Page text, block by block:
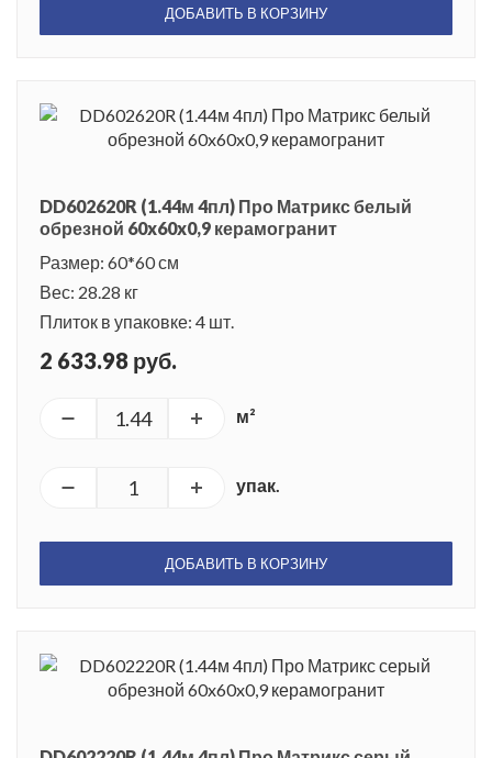
ДОБАВИТЬ В КОРЗИНУ
DD602620R (1.44м 4пл) Про Матрикс белый
обрезной 60x60x0,9 керамогранит
Размер: 60*60 см
Вес: 28.28 кг
Плиток в упаковке: 4 шт.
2 633.98 руб.
м²
упак.
ДОБАВИТЬ В КОРЗИНУ